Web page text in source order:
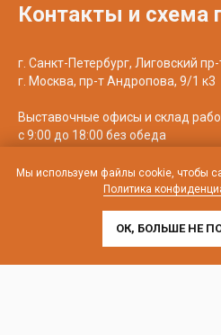
Мы используем файлы cookie, чтобы
Политика
ОК, БОЛЬШЕ НЕ
Контакты и схема
г. Санкт-Петербург, Лиговский
г. Москва, пр-т Андропова, 9/1 к3
Выставочные офисы и склад
с 9:00 до 18:00 без обеда
телефон:8 (800) 707-54-35
cedral-zakaz@yandex.ru